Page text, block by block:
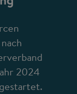
2024